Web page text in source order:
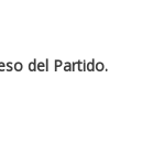
del Partido.